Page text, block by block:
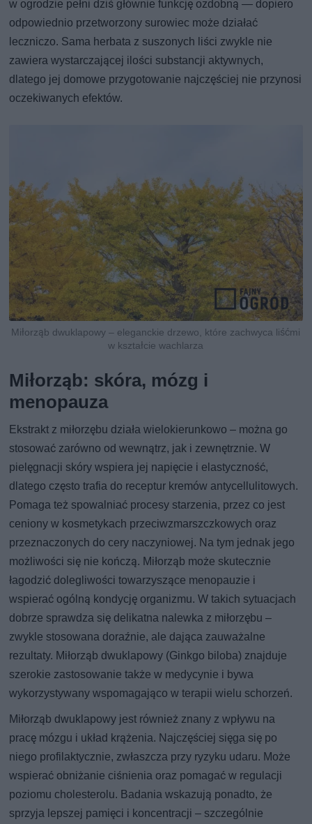
w ogrodzie pełni dziś głównie funkcję ozdobną — dopiero
odpowiednio przetworzony surowiec może działać
leczniczo. Sama herbata z suszonych liści zwykle nie
zawiera wystarczającej ilości substancji aktywnych,
dlatego jej domowe przygotowanie najczęściej nie przynosi
oczekiwanych efektów.
Miłorząb dwuklapowy – eleganckie drzewo, które zachwyca liśćmi
w kształcie wachlarza
Miłorząb: skóra, mózg i
menopauza
Ekstrakt z miłorzębu działa wielokierunkowo – można go
stosować zarówno od wewnątrz, jak i zewnętrznie. W
pielęgnacji skóry wspiera jej napięcie i elastyczność,
dlatego często trafia do receptur kremów antycellulitowych.
Pomaga też spowalniać procesy starzenia, przez co jest
ceniony w kosmetykach przeciwzmarszczkowych oraz
przeznaczonych do cery naczyniowej. Na tym jednak jego
możliwości się nie kończą. Miłorząb może skutecznie
łagodzić dolegliwości towarzyszące menopauzie i
wspierać ogólną kondycję organizmu. W takich sytuacjach
dobrze sprawdza się delikatna nalewka z miłorzębu –
zwykle stosowana doraźnie, ale dająca zauważalne
rezultaty. Miłorząb dwuklapowy (Ginkgo biloba) znajduje
szerokie zastosowanie także w medycynie i bywa
wykorzystywany wspomagająco w terapii wielu schorzeń.
Miłorząb dwuklapowy jest również znany z wpływu na
pracę mózgu i układ krążenia. Najczęściej sięga się po
niego profilaktycznie, zwłaszcza przy ryzyku udaru. Może
wspierać obniżanie ciśnienia oraz pomagać w regulacji
poziomu cholesterolu. Badania wskazują ponadto, że
sprzyja lepszej pamięci i koncentracji – szczególnie